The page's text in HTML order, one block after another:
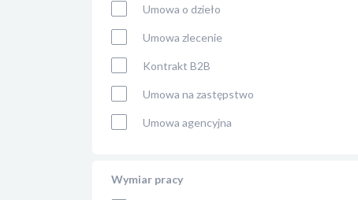
Umowa o dzieło
Umowa zlecenie
Kontrakt B2B
Umowa na zastępstwo
Umowa agencyjna
Wymiar pracy